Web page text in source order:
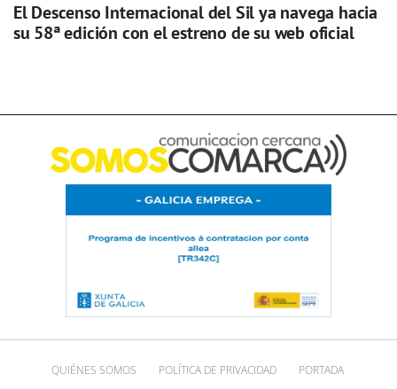
El Descenso Internacional del Sil ya navega hacia
su 58ª edición con el estreno de su web oficial
QUIÉNES SOMOS POLÍTICA DE PRIVACIDAD
PORTADA